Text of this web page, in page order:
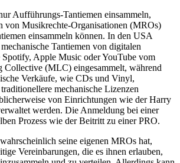
Aufführungs-Tantiemen einsammeln,
von Musikrechte-Organisationen (MROs)
einsammeln können. In den USA
Tantiemen von digitalen
Spotify, Apple Music oder YouTube vom
Collective (MLC) eingesammelt, während
Verkäufe, wie CDs und Vinyl,
mechanische Lizenzen
von Einrichtungen wie der Harry
werden. Die Anmeldung bei einer
Prozess wie der Beitritt zu einer PRO.
seine eigenen MROs hat,
Vereinbarungen, die es ihnen erlauben,